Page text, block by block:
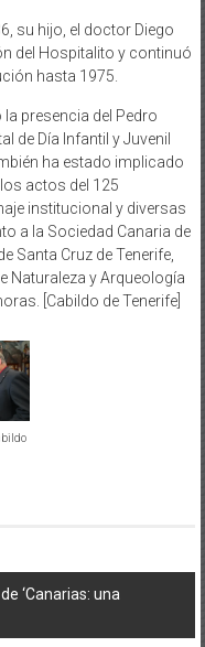
su hijo, el doctor Diego
del Hospitalito y continuó
hasta 1975.
la presencia del Pedro
de Día Infantil y Juvenil
ha estado implicado
actos del 125
institucional y diversas
a la Sociedad Canaria de
Santa Cruz de Tenerife,
Naturaleza y Arqueología
[Cabildo de Tenerife]
‘Canarias: una